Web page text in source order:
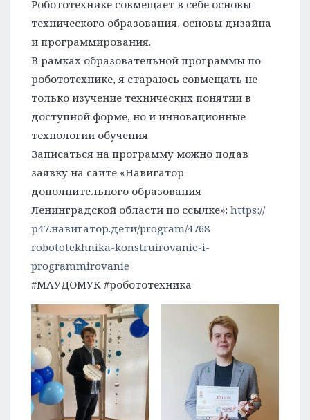
Робототехнике совмещает в себе основы
технического образования, основы дизайна
и программирования.
В рамках образовательной программы по
робототехнике, я стараюсь совмещать не
только изучение технических понятий в
доступной форме, но и инновационные
технологии обучения.
Записаться на программу можно подав
заявку на сайте «Навигатор
дополнительного образования
Ленинградской области по ссылке»: https://
р47.навигатор.дети/program/4768-
robototekhnika-konstruirovanie-i-
programmirovanie
#МАУДОМУК #робототехника